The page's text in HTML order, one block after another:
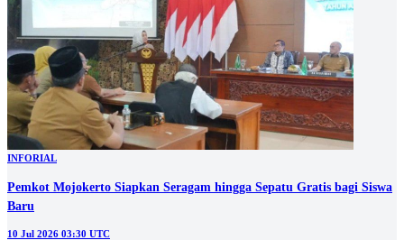
INFORIAL
Pemkot Mojokerto Siapkan Seragam hingga Sepatu Gratis bagi Siswa
Baru
10 Jul 2026 03:30 UTC